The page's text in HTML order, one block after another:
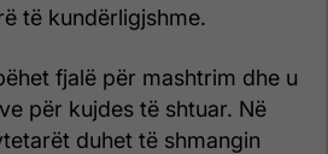
të kundërligjshme.
fjalë për mashtrim dhe u
për kujdes të shtuar. Në
duhet të shmangin